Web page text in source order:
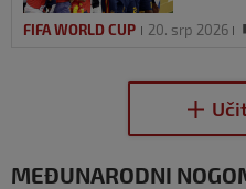
FIFA WORLD CUP 20. srp 2026
MEĐUNARODNI